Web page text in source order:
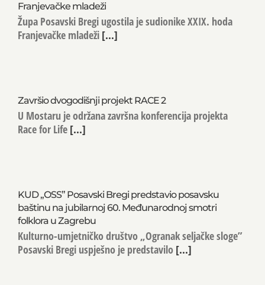
Franjevačke mladeži
Župa Posavski Bregi ugostila je sudionike XXIX. hoda
Franjevačke mladeži [...]
Završio dvogodišnji projekt RACE 2
U Mostaru je održana završna konferencija projekta
Race for Life [...]
KUD „OSS” Posavski Bregi predstavio posavsku
baštinu na jubilarnoj 60. Međunarodnoj smotri
folklora u Zagrebu
Kulturno-umjetničko društvo „Ogranak seljačke sloge”
Posavski Bregi uspješno je predstavilo [...]